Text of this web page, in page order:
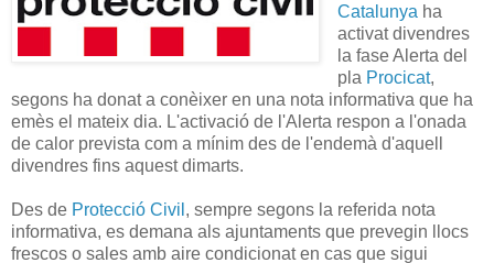
Catalunya ha
activat divendres
la fase Alerta del
pla Procicat,
segons ha donat a conèixer en una nota informativa que ha
emès el mateix dia. L'activació de l'Alerta respon a l'onada
de calor prevista com a mínim des de l'endemà d'aquell
divendres fins aquest dimarts.
Des de Protecció Civil , sempre segons la referida nota
informativa, es demana als ajuntaments que prevegin llocs
frescos o sales amb aire condicionat en cas que sigui